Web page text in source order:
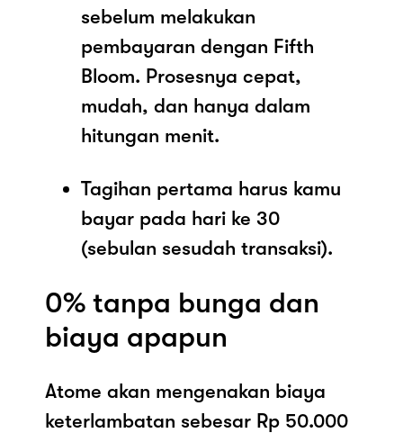
sebelum melakukan
pembayaran dengan Fifth
Bloom. Prosesnya cepat,
mudah, dan hanya dalam
hitungan menit.
Tagihan pertama harus kamu
bayar pada hari ke 30
(sebulan sesudah transaksi).
0% tanpa bunga dan
biaya apapun
Atome akan mengenakan biaya
keterlambatan sebesar Rp 50.000